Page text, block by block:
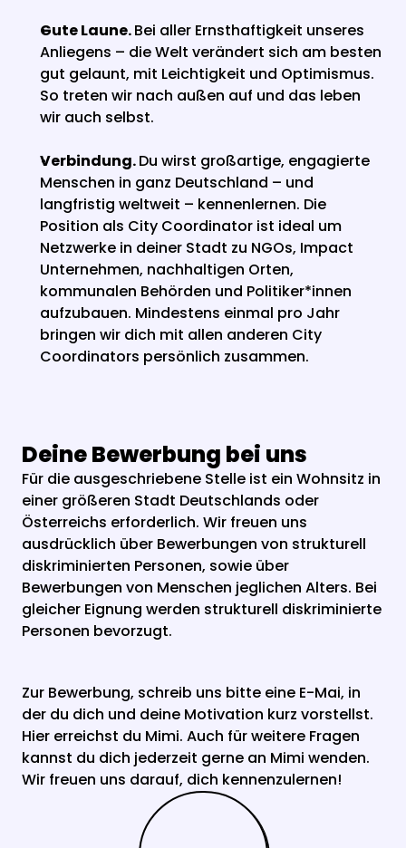
Gute Laune. Bei aller Ernsthaftigkeit unseres
Anliegens – die Welt verändert sich am besten
gut gelaunt, mit Leichtigkeit und Optimismus.
So treten wir nach außen auf und das leben
wir auch selbst.
Verbindung. Du wirst großartige, engagierte
Menschen in ganz Deutschland – und
langfristig weltweit – kennenlernen. Die
Position als City Coordinator ist ideal um
Netzwerke in deiner Stadt zu NGOs, Impact
Unternehmen, nachhaltigen Orten,
kommunalen Behörden und Politiker*innen
aufzubauen. Mindestens einmal pro Jahr
bringen wir dich mit allen anderen City
Coordinators persönlich zusammen.
Deine Bewerbung bei uns
Für die ausgeschriebene Stelle ist ein Wohnsitz in
einer größeren Stadt Deutschlands oder
Österreichs erforderlich. Wir freuen uns
ausdrücklich über Bewerbungen von strukturell
diskriminierten Personen, sowie über
Bewerbungen von Menschen jeglichen Alters. Bei
gleicher Eignung werden strukturell diskriminierte
Personen bevorzugt.
Zur Bewerbung, schreib uns bitte eine E-Mai, in
der du dich und deine Motivation kurz vorstellst.
Hier erreichst du Mimi. Auch für weitere Fragen
kannst du dich jederzeit gerne an Mimi wenden.
Wir freuen uns darauf, dich kennenzulernen!